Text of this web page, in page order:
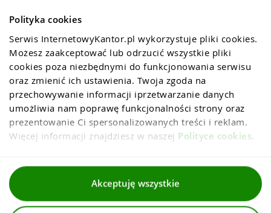
Polityka cookies
Serwis InternetowyKantor.pl wykorzystuje pliki cookies.
Możesz zaakceptować lub odrzucić wszystkie pliki
cookies poza niezbędnymi do funkcjonowania serwisu
oraz zmienić ich ustawienia. Twoja zgoda na
przechowywanie informacji iprzetwarzanie danych
umożliwia nam poprawę funkcjonalności strony oraz
prezentowanie Ci spersonalizowanych treści i reklam.
Więcej informacji znajdziesz w naszej Polityce cookies.
Akceptuję wszystkie
Regulaminy